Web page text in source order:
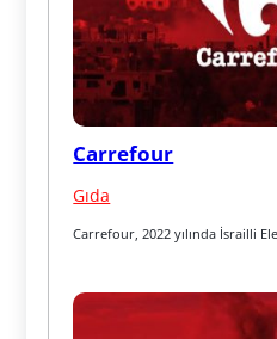
Carrefour
Gıda
Carrefour, 2022 yılında İsrailli